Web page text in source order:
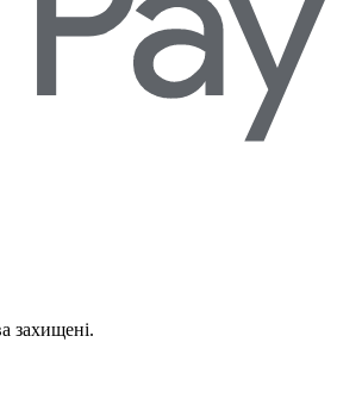
захищені.